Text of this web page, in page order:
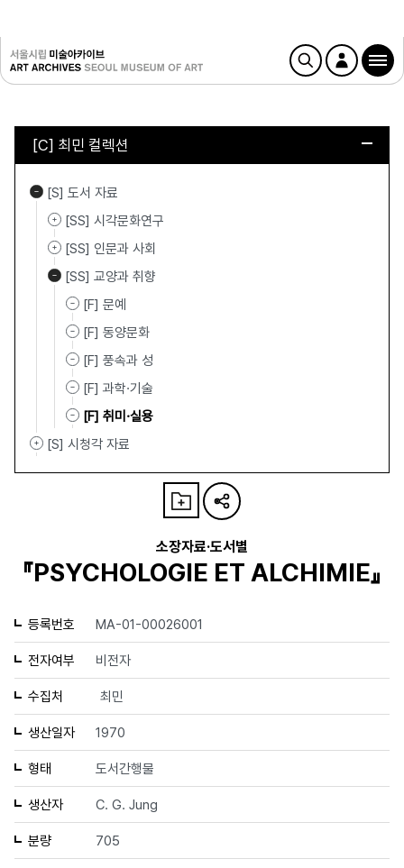
[C] 최민 컬렉션
[S] 도서 자료
[SS] 시각문화연구
[SS] 인문과 사회
[SS] 교양과 취향
[F] 문예
[F] 동양문화
[F] 풍속과 성
[F] 과학·기술
[F] 취미·실용
[S] 시청각 자료
소장자료·도서별
『PSYCHOLOGIE ET ALCHIMIE』
등록번호 MA-01-00026001
전자여부 비전자
수집처 최민
생산일자 1970
형태 도서간행물
생산자 C. G. Jung
분량 705